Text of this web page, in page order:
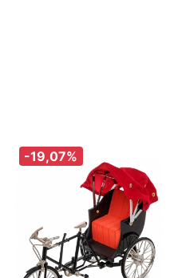
-19,07%